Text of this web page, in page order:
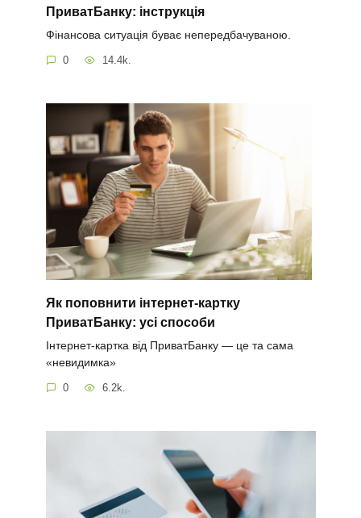
ПриватБанку: інструкція
Фінансова ситуація буває непередбачуваною.
0 14.4k.
Як поповнити інтернет-картку
ПриватБанку: усі способи
Інтернет-картка від ПриватБанку — це та сама
«невидимка»
0 6.2k.